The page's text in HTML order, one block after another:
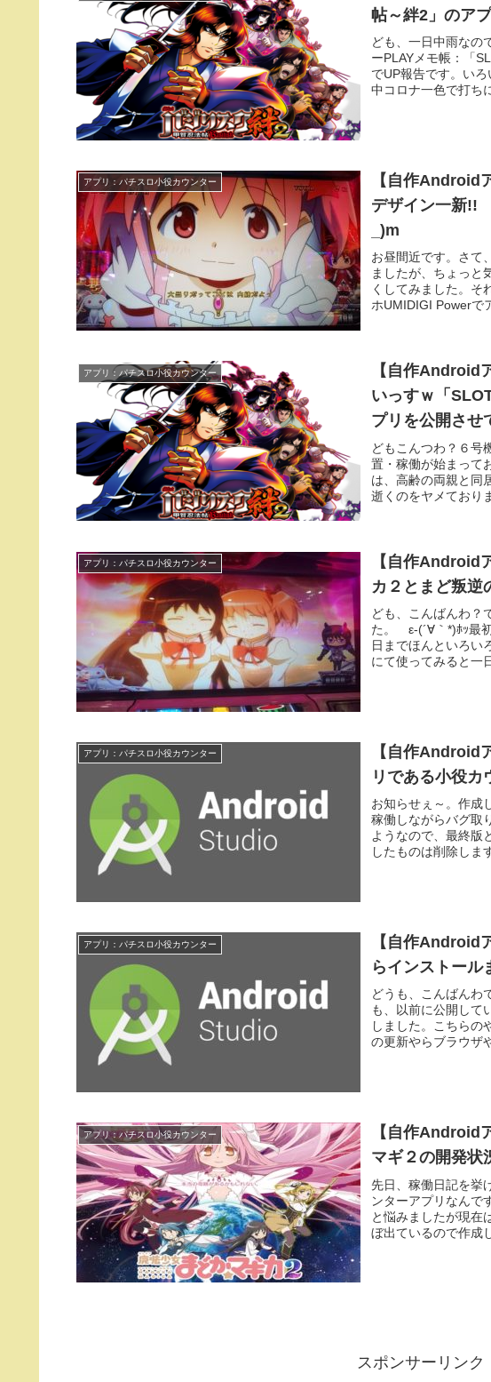
帖～絆2」のア
ども、一日中雨なの
ーPLAYメモ帳：「
でUP報告です。い
中コロナ一色で打ち
アプリ：パチスロ小役カウンター
【自作Android
デザイン一新!!
_)m
お昼間近です。さて
ましたが、ちょっと
くしてみました。そ
ホUMIDIGI Powerで
アプリ：パチスロ小役カウンター
【自作Android
いっすｗ「
プリを公開させ
どもこんつわ？６号
置・稼働が始まって
は、高齢の両親と同
逝くのをヤメており
アプリ：パチスロ小役カウンター
【自作
カ２とまど叛逆
ども、こんばんわ？
た。 ε-(´∀｀*)ﾎｯ最
日までほんといろい
にて使ってみると一
アプリ：パチスロ小役カウンター
【自作Android
リである小役カ
お知らせぇ～。作成
稼働しながらバグ取
ようなので、最終版
したものは削除しま
アプリ：パチスロ小役カウンター
【自作Android
らインストール
どうも、こんばんわ
も、以前に公開して
しました。こちらの
の更新やらブラウザ
アプリ：パチスロ小役カウンター
【自作Android
マギ２の開発状
先日、稼働日記を挙
ンターアプリなんで
と悩みましたが現在
ぼ出ているので作成
スポンサーリンク